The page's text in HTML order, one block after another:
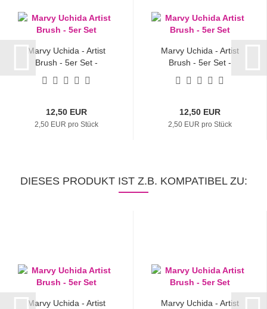
Marvy Uchida - Artist
Brush - 5er Set -
12,50 EUR
2,50 EUR pro Stück
Marvy Uchida - Artist
Brush - 5er Set -
12,50 EUR
2,50 EUR pro Stück
DIESES PRODUKT IST Z.B. KOMPATIBEL ZU:
Marvy Uchida - Artist
Marvy Uchida - Artist